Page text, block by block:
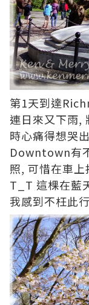
第1天到達
連日來又下雨,
時心痛得想哭
Downtown有
照, 可惜在車
T_T 這棵在藍
我感到不枉此